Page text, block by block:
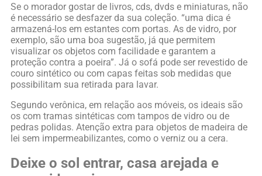
Se o morador gostar de livros, cds, dvds e miniaturas, não
é necessário se desfazer da sua coleção. “uma dica é
armazená-los em estantes com portas. As de vidro, por
exemplo, são uma boa sugestão, já que permitem
visualizar os objetos com facilidade e garantem a
proteção contra a poeira”. Já o sofá pode ser revestido de
couro sintético ou com capas feitas sob medidas que
possibilitam sua retirada para lavar.
Segundo verônica, em relação aos móveis, os ideais são
os com tramas sintéticas com tampos de vidro ou de
pedras polidas. Atenção extra para objetos de madeira de
lei sem impermeabilizantes, como o verniz ou a cera.
Deixe o sol entrar, casa arejada e